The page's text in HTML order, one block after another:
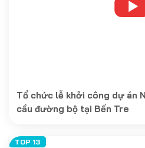
Tổ chức lễ khởi công dự án
cầu đường bộ tại Bến Tre